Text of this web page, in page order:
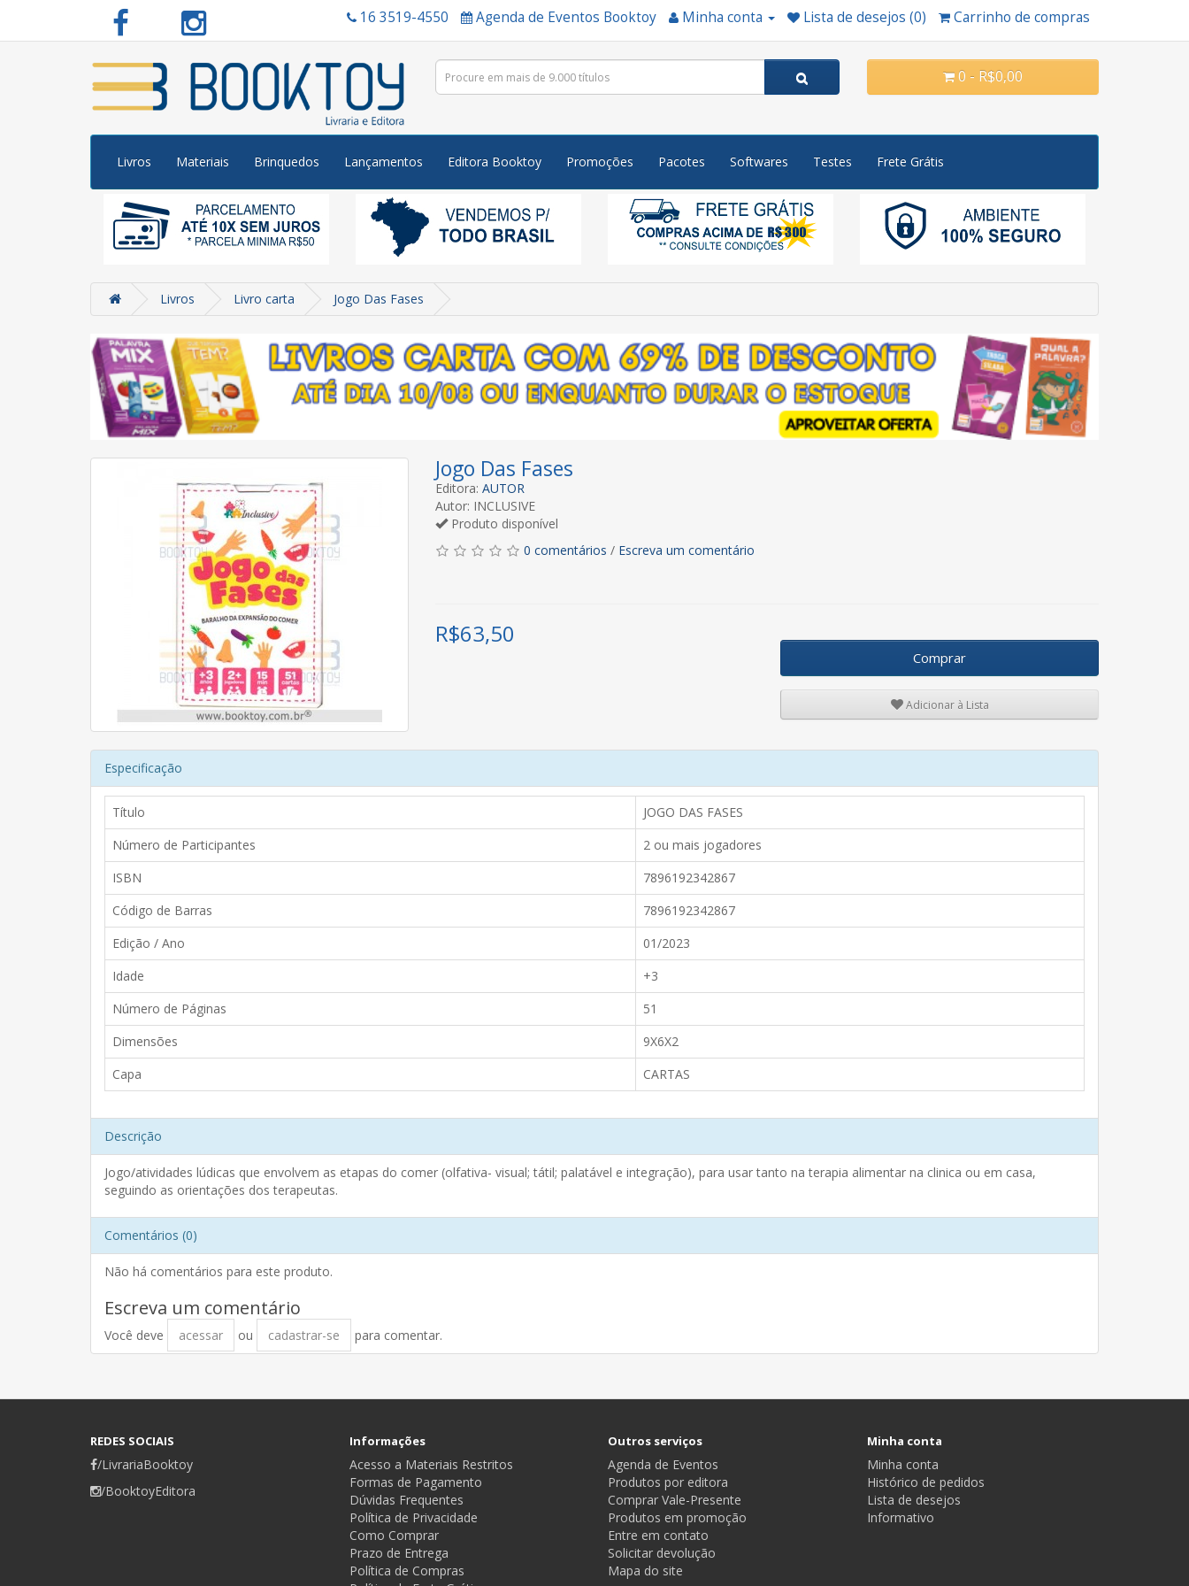
16 3519-4550 Agenda de Eventos Booktoy Minha conta Lista de desejos (0) Carrinho de compras
0 - R$0,00
Livros Materiais Brinquedos Lançamentos Editora Booktoy Promoções Pacotes Softwares Testes Frete Grátis
Livros Livro carta Jogo Das Fases
Jogo Das Fases
Editora: AUTOR
Autor: INCLUSIVE
Produto disponível
0 comentários / Escreva um comentário
R$63,50
Comprar
Adicionar à Lista
Especificação
Título
JOGO DAS FASES
Número de Participantes
2 ou mais jogadores
ISBN
7896192342867
Código de Barras
7896192342867
Edição / Ano
01/2023
Idade
+3
Número de Páginas
51
Dimensões
9X6X2
Capa
CARTAS
Descrição
Jogo/atividades lúdicas que envolvem as etapas do comer (olfativa- visual; tátil; palatável e integração), para usar tanto na terapia alimentar na clinica ou em casa,
seguindo as orientações dos terapeutas.
Comentários (0)
Não há comentários para este produto.
Escreva um comentário
Você deve acessar ou cadastrar-se para comentar.
REDES SOCIAIS
/LivrariaBooktoy
/BooktoyEditora
Informações
Acesso a Materiais Restritos
Formas de Pagamento
Dúvidas Frequentes
Política de Privacidade
Como Comprar
Prazo de Entrega
Política de Compras
Outros serviços
Agenda de Eventos
Produtos por editora
Comprar Vale-Presente
Produtos em promoção
Entre em contato
Solicitar devolução
Mapa do site
Minha conta
Minha conta
Histórico de pedidos
Lista de desejos
Informativo